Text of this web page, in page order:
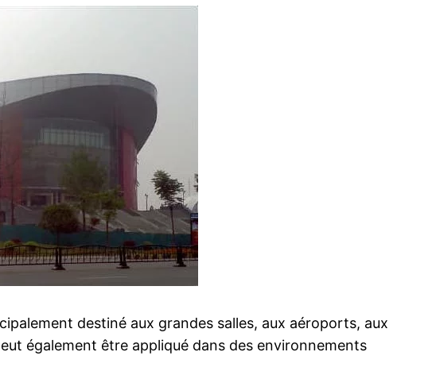
destiné aux grandes salles, aux aéroports, aux
également être appliqué dans des environnements